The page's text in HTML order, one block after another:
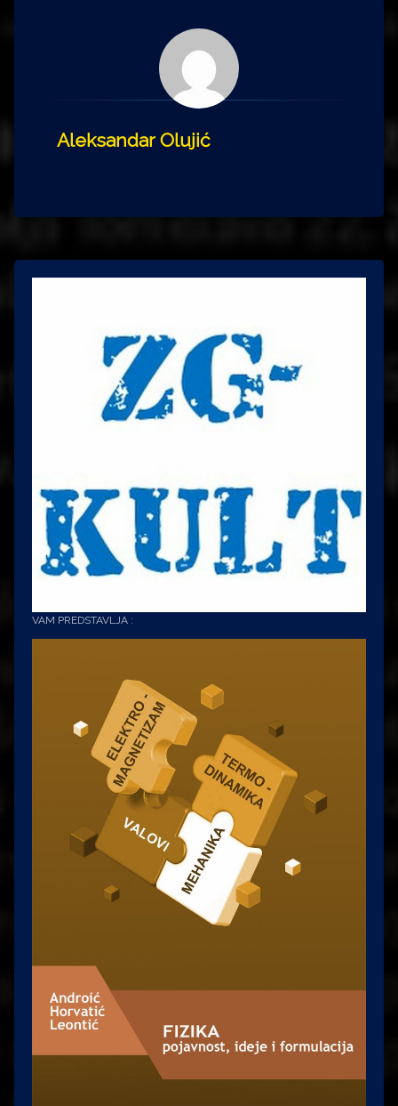
Aleksandar Olujić
VAM PREDSTAVLJA :